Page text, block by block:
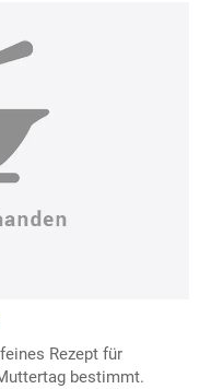
Rezept für
bestimmt.